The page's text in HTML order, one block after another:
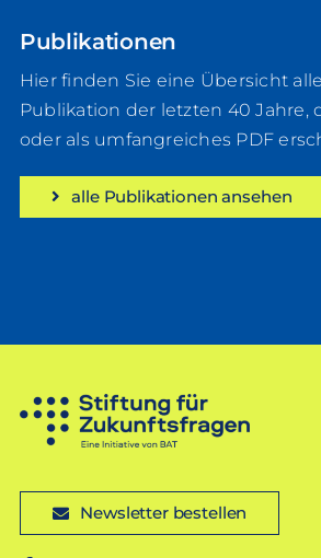
Publikationen
Hier finden Sie eine Übersicht
Publikation der letzten 40 Jahre,
oder als umfangreiches PDF
alle Publikationen ansehen
Newsletter bestellen